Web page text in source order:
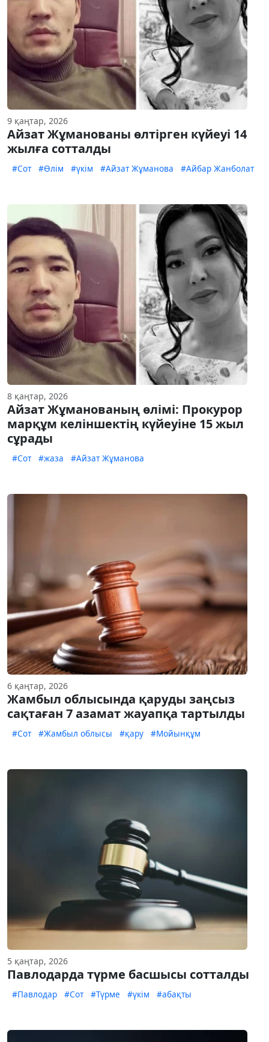
9 қаңтар, 2026
Айзат Жұманованы өлтірген күйеуі 14
жылға сотталды
#Сот #Өлім #үкім #Айзат Жұманова #Айбар Жанболат
8 қаңтар, 2026
Айзат Жұманованың өлімі: Прокурор
марқұм келіншектің күйеуіне 15 жыл
сұрады
#Сот #жаза #Айзат Жұманова
6 қаңтар, 2026
Жамбыл облысында қаруды заңсыз
сақтаған 7 азамат жауапқа тартылды
#Сот #Жамбыл облысы #қару #Мойынқұм
5 қаңтар, 2026
Павлодарда түрме басшысы сотталды
#Павлодар #Сот #Түрме #үкім #абақты